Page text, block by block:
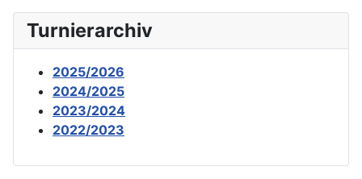
Turnierarchiv
2025/2026
2024/2025
2023/2024
2022/2023